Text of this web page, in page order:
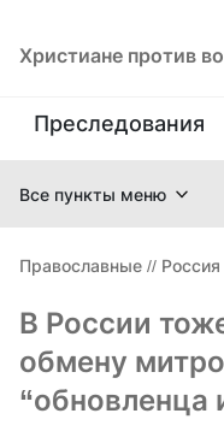
Христиане против
Преследования
Все пункты меню
Православные // Россия
В России
обмену
“обновленца